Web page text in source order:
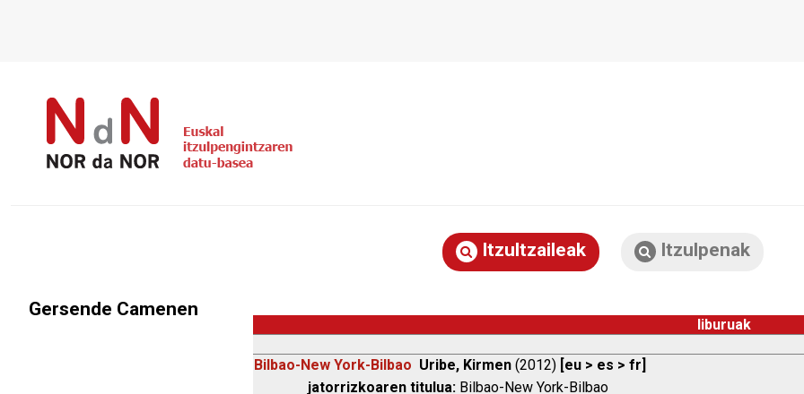
Itzultzaileak Itzulpenak
Gersende Camenen
liburuak
Bilbao-New York-Bilbao Uribe, Kirmen (2012) [eu > es > fr]
jatorrizkoaren titulua: Bilbao-New York-Bilbao